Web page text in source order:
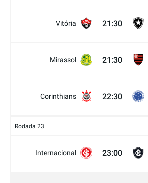
Vitória 21:30
Mirassol 21:30
Corinthians 22:30
Rodada 23
Internacional 23:00